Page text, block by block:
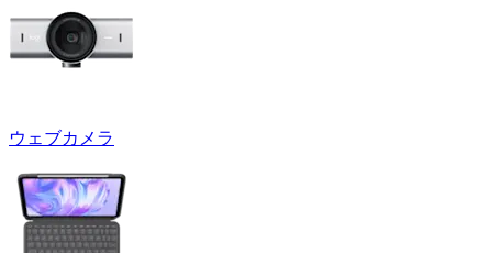
ウェブカメラ